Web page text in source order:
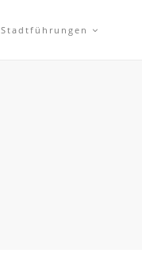
Stadtführungen